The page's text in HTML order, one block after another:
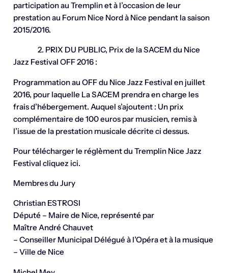
participation au Tremplin et à l’occasion de leur
prestation au Forum Nice Nord à Nice pendant la saison
2015/2016.
2. PRIX DU PUBLIC, Prix de la SACEM du Nice
Jazz Festival OFF 2016 :
Programmation au OFF du Nice Jazz Festival en juillet
2016, pour laquelle La SACEM prendra en charge les
frais d’hébergement. Auquel s’ajoutent : Un prix
complémentaire de 100 euros par musicien, remis à
l’issue de la prestation musicale décrite ci dessus.
Pour télécharger le réglèment du Tremplin Nice Jazz
Festival cliquez ici.
Membres du Jury
Christian ESTROSI
Député – Maire de Nice, représenté par
Maître André Chauvet
– Conseiller Municipal Délégué à l’Opéra et à la musique
– Ville de Nice